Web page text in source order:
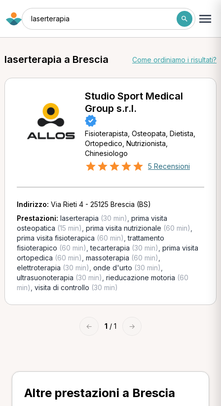
laserterapia
laserterapia a Brescia Come ordiniamo i risultati?
Studio Sport Medical
Group s.r.l.
Fisioterapista, Osteopata, Dietista,
Ortopedico, Nutrizionista,
Chinesiologo
5 Recensioni
Indirizzo: Via Rieti 4 - 25125 Brescia (BS)
Prestazioni: laserterapia (30 min) prima visita
osteopatica (15 min) prima visita nutrizionale (60 min)
prima visita fisioterapica (60 min) ,trattamento
fisioterapico (60 min) ,tecarterapia (30 min) prima visita
ortopedica (60 min) massoterapia (60 min)
elettroterapia (30 min) onde d'urto (30 min)
ultrasuonoterapia (30 min) rieducazione motoria (60
min) visita di controllo (30 min)
← 1 / 1 →
Altre prestazioni a Brescia